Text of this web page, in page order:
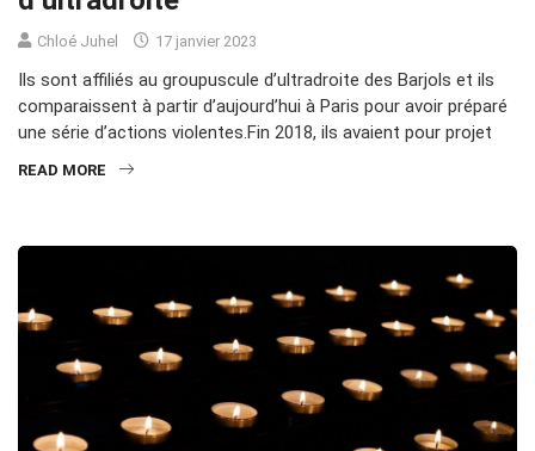
Chloé Juhel 17 janvier 2023
Ils sont affiliés au groupuscule d’ultradroite des Barjols et ils
comparaissent à partir d’aujourd’hui à Paris pour avoir préparé
une série d’actions violentes.Fin 2018, ils avaient pour projet
READ MORE